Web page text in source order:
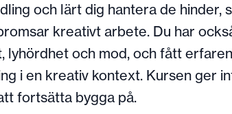
och lärt dig hantera de hinder,
kreativt arbete. Du har
lyhördhet och mod, och fått
i en kreativ kontext. Kursen ger
fortsätta bygga på.